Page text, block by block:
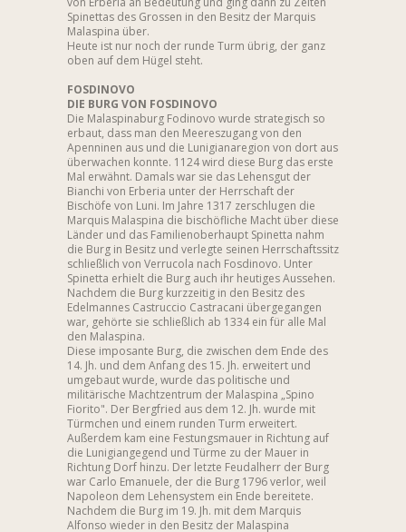
Spinettas des Grossen in den Besitz der Marquis
Malaspina über.
Heute ist nur noch der runde Turm übrig, der ganz
oben auf dem Hügel steht.
FOSDINOVO
DIE BURG VON FOSDINOVO
Die Malaspinaburg Fodinovo wurde strategisch so
erbaut, dass man den Meereszugang von den
Apenninen aus und die Lunigianaregion von dort aus
überwachen konnte. 1124 wird diese Burg das erste
Mal erwähnt. Damals war sie das Lehensgut der
Bianchi von Erberia unter der Herrschaft der
Bischöfe von Luni. Im Jahre 1317 zerschlugen die
Marquis Malaspina die bischöfliche Macht über diese
Länder und das Familienoberhaupt Spinetta nahm
die Burg in Besitz und verlegte seinen Herrschaftssitz
schließlich von Verrucola nach Fosdinovo. Unter
Spinetta erhielt die Burg auch ihr heutiges Aussehen.
Nachdem die Burg kurzzeitig in den Besitz des
Edelmannes Castruccio Castracani übergegangen
war, gehörte sie schließlich ab 1334 ein für alle Mal
den Malaspina.
Diese imposante Burg, die zwischen dem Ende des
14. Jh. und dem Anfang des 15. Jh. erweitert und
umgebaut wurde, wurde das politische und
militärische Machtzentrum der Malaspina „Spino
Fiorito". Der Bergfried aus dem 12. Jh. wurde mit
Türmchen und einem runden Turm erweitert.
Außerdem kam eine Festungsmauer in Richtung auf
die Lunigiangegend und Türme zu der Mauer in
Richtung Dorf hinzu. Der letzte Feudalherr der Burg
war Carlo Emanuele, der die Burg 1796 verlor, weil
Napoleon dem Lehensystem ein Ende bereitete.
Nachdem die Burg im 19. Jh. mit dem Marquis
Alfonso wieder in den Besitz der Malaspina